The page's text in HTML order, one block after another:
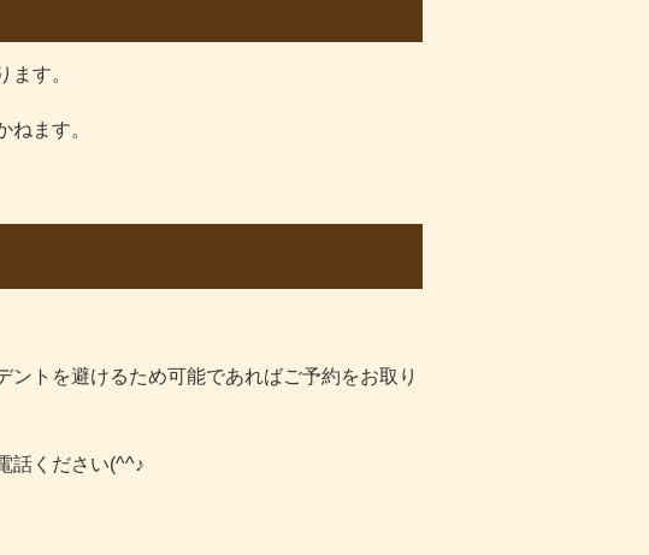
す。
ねます。
トを避けるため可能であればご予約をお取り
話ください(^^♪